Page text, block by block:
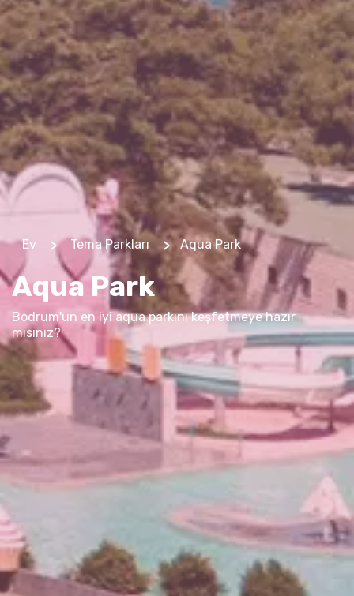
Ev > Tema Parkları > Aqua Park
Aqua Park
Bodrum'un en iyi aqua parkını keşfetmeye hazır
mısınız?